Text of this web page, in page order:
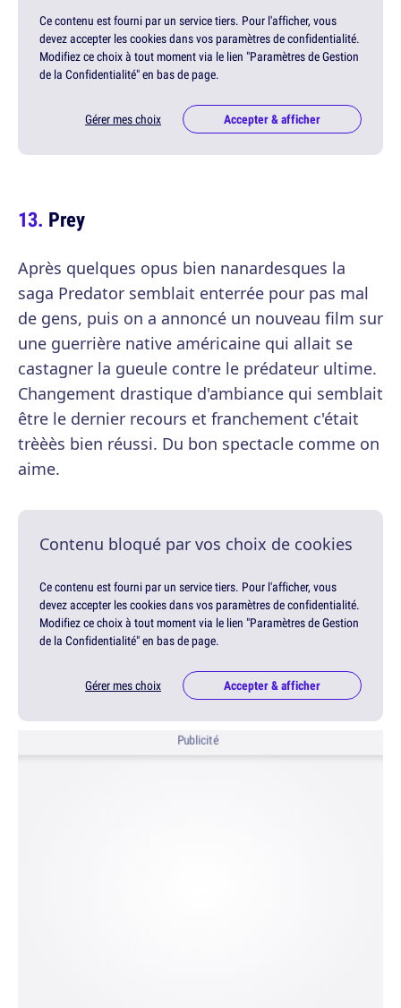
Ce contenu est fourni par un service tiers. Pour l'afficher, vous
devez accepter les cookies dans vos paramètres de confidentialité.
Modifiez ce choix à tout moment via le lien "Paramètres de Gestion
de la Confidentialité" en bas de page.
Gérer mes choix Accepter & afficher
Prey
Après quelques opus bien nanardesques la
saga Predator semblait enterrée pour pas mal
de gens, puis on a annoncé un nouveau film sur
une guerrière native américaine qui allait se
castagner la gueule contre le prédateur ultime.
Changement drastique d'ambiance qui semblait
être le dernier recours et franchement c'était
trèèès bien réussi. Du bon spectacle comme on
aime.
Contenu bloqué par vos choix de cookies
Ce contenu est fourni par un service tiers. Pour l'afficher, vous
devez accepter les cookies dans vos paramètres de confidentialité.
Modifiez ce choix à tout moment via le lien "Paramètres de Gestion
de la Confidentialité" en bas de page.
Gérer mes choix Accepter & afficher
Publicité